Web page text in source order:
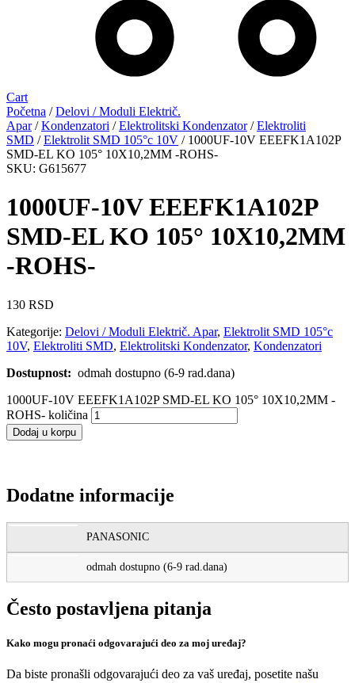
Cart
Početna /Delovi / Moduli Električ.
Apar/Kondenzatori /Elektrolitski Kondenzator/Elektroliti
SMD /Elektrolit SMD 105°c 10V / 1000UF-10V EEEFK1A102P
SMD-EL KO 105° 10X10,2MM -ROHS-
SKU: G615677
1000UF-10V EEEFK1A102P
SMD-EL KO 105° 10X10,2MM
-ROHS-
130 RSD
Kategorije: Delovi / Moduli Električ. Apar, Elektrolit SMD 105°c
10V, Elektroliti SMD, Elektrolitski Kondenzator, Kondenzatori
Dostupnost: odmah dostupno (6-9 rad.dana)
1000UF-10V EEEFK1A102P SMD-EL KO 105° 10X10,2MM -
ROHS- količina
Dodaj u korpu
Dodatne informacije
PANASONIC
odmah dostupno (6-9 rad.dana)
Često postavljena pitanja
Kako mogu pronaći odgovarajući deo za moj uređaj?
Da biste pronašli odgovarajući deo za vaš uređaj, posetite našu